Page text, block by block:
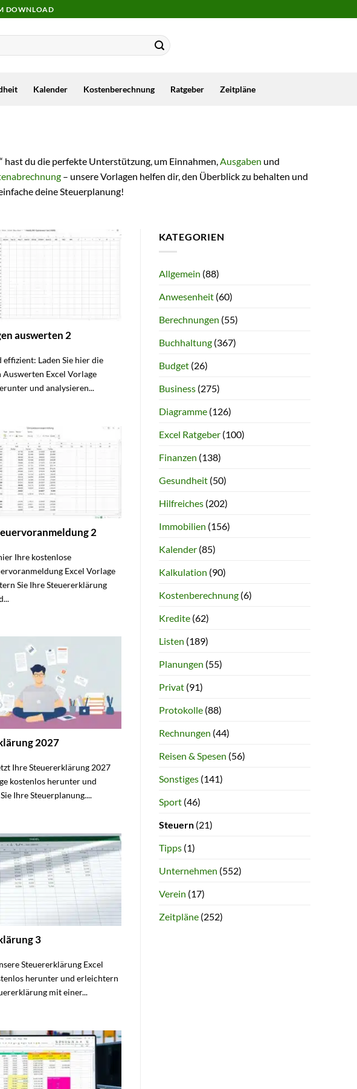
DOWNLOAD
Kalender Kostenberechnung Ratgeber Zeitpläne
du die perfekte Unterstützung, um Einnahmen, Ausgaben und
– unsere Vorlagen helfen dir, den Überblick zu behalten und
deine Steuerplanung!
auswerten 2
effizient: Laden Sie hier die
Auswerten Excel Vorlage
und analysieren...
2
Ihre kostenlose
Excel Vorlage
Sie Ihre Steuererklärung
2027
Ihre Steuererklärung 2027
kostenlos herunter und
Ihre Steuerplanung....
3
Steuererklärung Excel
herunter und erleichtern
mit einer...
KATEGORIEN
Allgemein (88)
Anwesenheit(60)
Berechnungen (55)
Buchhaltung(367)
Budget(26)
Business(275)
Diagramme(126)
Excel Ratgeber(100)
Finanzen (138)
Gesundheit(50)
Hilfreiches(202)
Immobilien (156)
Kalender(85)
Kalkulation (90)
Kostenberechnung(6)
Kredite(62)
Listen (189)
Planungen (55)
Privat(91)
Protokolle(88)
Rechnungen (44)
Reisen & Spesen (56)
Sonstiges(141)
Sport(46)
Steuern(21)
Tipps(1)
Unternehmen (552)
Verein (17)
Zeitpläne(252)